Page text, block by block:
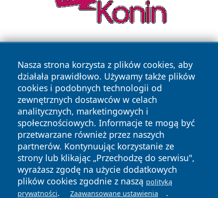
Nasza strona korzysta z plików cookies, aby
działała prawidłowo. Używamy także plików
cookies i podobnych technologii od
zewnętrznych dostawców w celach
analitycznych, marketingowych i
społecznościowych. Informacje te mogą być
przetwarzane również przez naszych
partnerów. Kontynuując korzystanie ze
strony lub klikając „Przechodzę do serwisu",
wyrażasz zgodę na użycie dodatkowych
plików cookies zgodnie z naszą polityką
prywatności. Zaawansowane ustawienia .
Copyright © 2026 wrotachorzowa.pl Wszystkie prawa
zastrzeżone.
News Autorzy
Polityka
Prywatności
Polityka
Cookies